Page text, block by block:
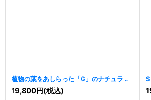
植物の葉をあしらった「G」のナチュラル
ロゴ[11392]
19,800円(税込)